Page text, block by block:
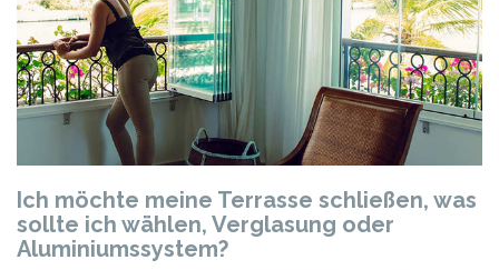
Ich möchte meine Terrasse schließen, was
sollte ich wählen, Verglasung oder
Aluminiumssystem?